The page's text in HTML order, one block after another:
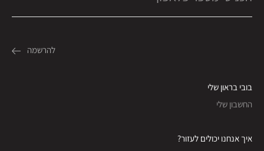
בובי בראון שלי
החשבון שלי
איך אנחנו יכולים לעזור?